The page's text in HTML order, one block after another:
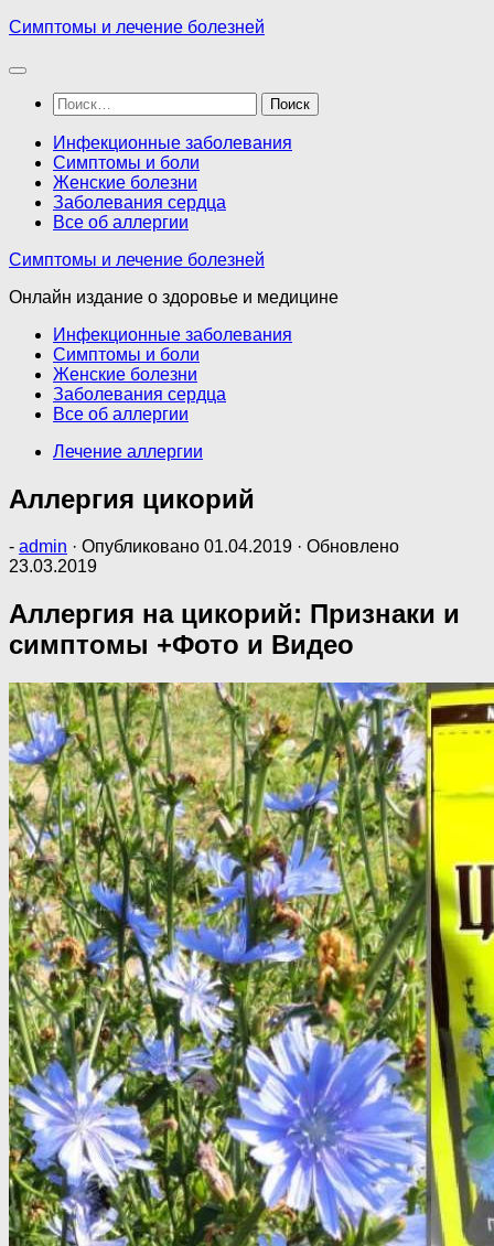
Перейти
содержимому
Симптомы и лечение болезней
Найти:
Инфекционные заболевания
Симптомы и боли
Женские болезни
Заболевания сердца
Все об аллергии
Симптомы и лечение болезней
Онлайн издание о здоровье и медицине
Инфекционные заболевания
Симптомы и боли
Женские болезни
Заболевания сердца
Все об аллергии
Лечение аллергии
Аллергия цикорий
- admin · Опубликовано 01.04.2019 · Обновлено
23.03.2019
Аллергия на цикорий: Признаки и
симптомы +Фото и Видео